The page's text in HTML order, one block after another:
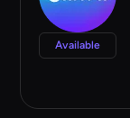
Available